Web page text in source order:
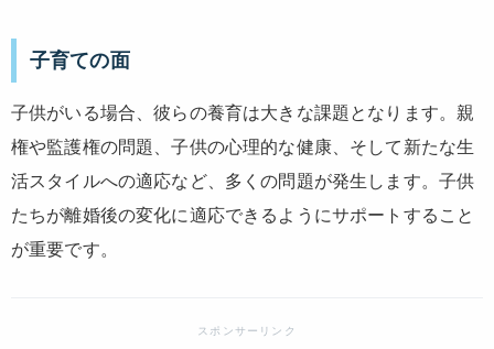
子育ての面
子供がいる場合、彼らの養育は大きな課題となります。親
権や監護権の問題、子供の心理的な健康、そして新たな生
活スタイルへの適応など、多くの問題が発生します。子供
たちが離婚後の変化に適応できるようにサポートすること
が重要です。